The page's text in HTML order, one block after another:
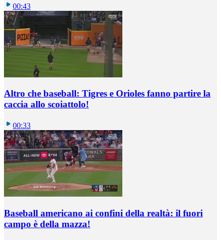
00:43
Altro che baseball: Tigres e Orioles fanno partire la
caccia allo scoiattolo!
00:33
Baseball americano ai confini della realtà: il fuori
campo è della mazza!